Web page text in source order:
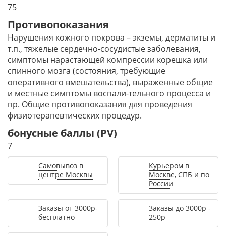
75
Противопоказания
Нарушения кожного покрова – экземы, дерматиты и
т.п., тяжелые сердечно-сосудистые заболевания,
симптомы нарастающей компрессии корешка или
спинного мозга (состояния, требующие
оперативного вмешательства), выраженные общие
и местные симптомы воспали-тельного процесса и
пр. Общие противопоказания для проведения
физиотерапевтических процедур.
бонусные баллы (PV)
7
Самовывоз в
центре Москвы
Курьером в
Москве, СПБ и по
России
Заказы от 3000р-
бесплатно
Заказы до 3000р -
250р